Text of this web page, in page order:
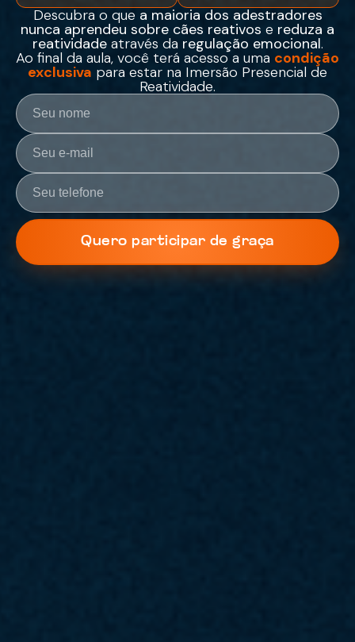
Descubra o que a maioria dos adestradores
nunca aprendeu sobre cães reativos e reduza a
reatividadeatravés da regulação emocional.
Ao final da aula, você terá acesso a uma condição
exclusiva para estar na Imersão Presencial de
Reatividade.
Quero participar de graça